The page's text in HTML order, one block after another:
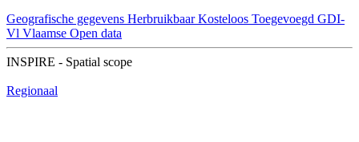
Geografische gegevens Herbruikbaar Kosteloos Toegevoegd GDI-
Vl Vlaamse Open data
INSPIRE - Spatial scope
Regionaal